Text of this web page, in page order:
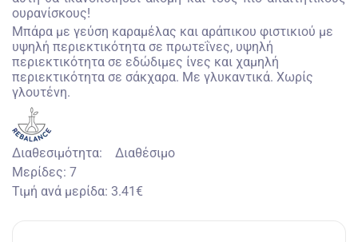
ουρανίσκους!
Mπάρα με γεύση καραμέλας και αράπικου φιστικιού με
υψηλή περιεκτικότητα σε πρωτεΐνες, υψηλή
περιεκτικότητα σε εδώδιμες ίνες και χαμηλή
περιεκτικότητα σε σάκχαρα. Με γλυκαντικά. Χωρίς
γλουτένη.
Διαθεσιμότητα:
Διαθέσιμο
Μερίδες: 7
Τιμή ανά μερίδα: 3.41€